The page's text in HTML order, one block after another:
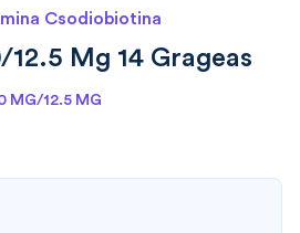
Csodiobiotina
Mg 14 Grageas
MG/12.5 MG